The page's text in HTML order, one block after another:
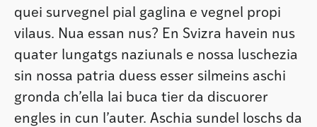
quei survegnel pial gaglina e vegnel propi
vilaus. Nua essan nus? En Svizra havein nus
quater lungatgs naziunals e nossa luschezia
sin nossa patria duess esser silmeins aschi
gronda ch’ella lai buca tier da discuorer
engles in cun l’auter. Aschia sundel loschs da